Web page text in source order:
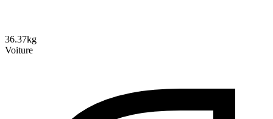
36.37kg
Voiture